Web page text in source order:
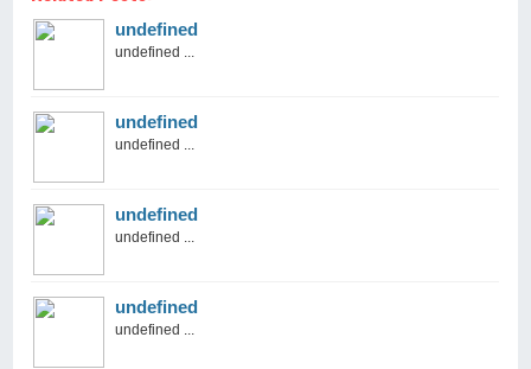
undefined
undefined ...
undefined
undefined ...
undefined
undefined ...
undefined
undefined ...